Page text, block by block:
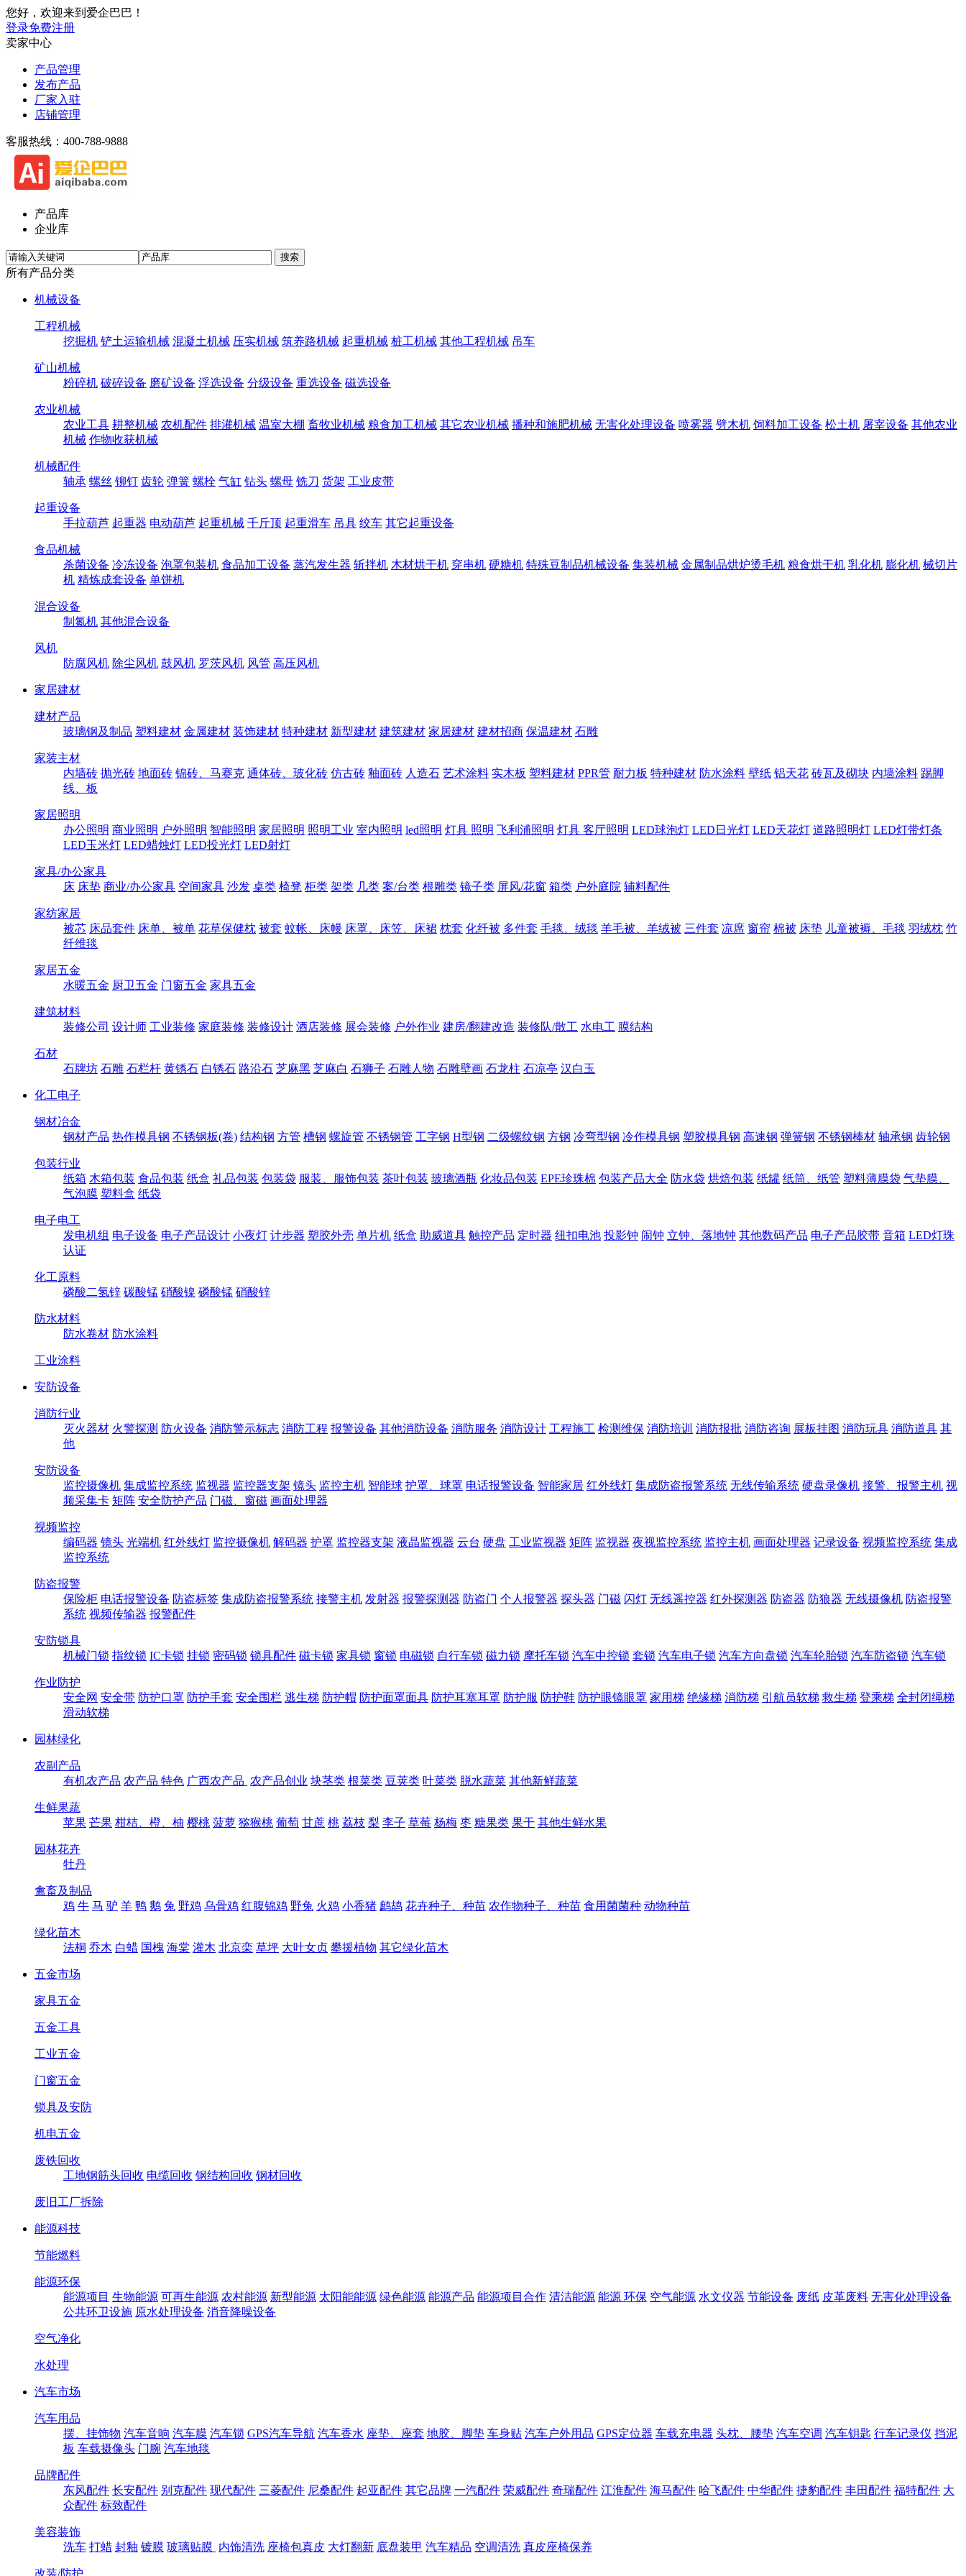
您好，欢迎来到爱企巴巴！
登录免费注册
卖家中心
产品管理
发布产品
厂家入驻
店铺管理
客服热线：400-788-9888
产品库
企业库
所有产品分类
机械设备
工程机械
挖掘机 铲土运输机械 混凝土机械 压实机械 筑养路机械 起重机械 桩工机械 其他工程机械 吊车
矿山机械
粉碎机 破碎设备 磨矿设备 浮选设备 分级设备 重选设备 磁选设备
农业机械
农业工具 耕整机械 农机配件 排灌机械 温室大棚 畜牧业机械 粮食加工机械 其它农业机械 播种和施肥机械 无害化处理设备 喷雾器 劈木机 饲料加工设备 松土机 屠宰设备 其他农业
机械 作物收获机械
机械配件
轴承 螺丝 铆钉 齿轮 弹簧 螺栓 气缸 钻头 螺母 铣刀 货架 工业皮带
起重设备
手拉葫芦 起重器 电动葫芦 起重机械 千斤顶 起重滑车 吊具 绞车 其它起重设备
食品机械
杀菌设备 冷冻设备 泡罩包装机 食品加工设备 蒸汽发生器 斩拌机 木材烘干机 穿串机 硬糖机 特殊豆制品机械设备 集装机械 金属制品烘炉烫毛机 粮食烘干机 乳化机 膨化机 械切片
机 精炼成套设备 单饼机
混合设备
制氮机 其他混合设备
风机
防腐风机 除尘风机 鼓风机 罗茨风机 风管 高压风机
家居建材
建材产品
玻璃钢及制品 塑料建材 金属建材 装饰建材 特种建材 新型建材 建筑建材 家居建材 建材招商 保温建材 石雕
家装主材
内墙砖 抛光砖 地面砖 锦砖、马赛克 通体砖、玻化砖 仿古砖 釉面砖 人造石 艺术涂料 实木板 塑料建材 PPR管 耐力板 特种建材 防水涂料 壁纸 铝天花 砖瓦及砌块 内墙涂料 踢脚
线、板
家居照明
办公照明 商业照明 户外照明 智能照明 家居照明 照明工业 室内照明 led照明 灯具 照明 飞利浦照明 灯具 客厅照明 LED球泡灯 LED日光灯 LED天花灯 道路照明灯 LED灯带灯条
LED玉米灯 LED蜡烛灯 LED投光灯 LED射灯
家具/办公家具
床 床垫 商业/办公家具 空间家具 沙发 桌类 椅凳 柜类 架类 几类 案/台类 根雕类 镜子类 屏风/花窗 箱类 户外庭院 辅料配件
家纺家居
被芯 床品套件 床单、被单 花草保健枕 被套 蚊帐、床幔 床罩、床笠、床裙 枕套 化纤被 多件套 毛毯、绒毯 羊毛被、羊绒被 三件套 凉席 窗帘 棉被 床垫 儿童被褥、毛毯 羽绒枕 竹
纤维毯
家居五金
水暖五金 厨卫五金 门窗五金 家具五金
建筑材料
装修公司 设计师 工业装修 家庭装修 装修设计 酒店装修 展会装修 户外作业 建房/翻建改造 装修队/散工 水电工 膜结构
石材
石牌坊 石雕 石栏杆 黄锈石 白锈石 路沿石 芝麻黑 芝麻白 石狮子 石雕人物 石雕壁画 石龙柱 石凉亭 汉白玉
化工电子
钢材冶金
钢材产品 热作模具钢 不锈钢板(卷) 结构钢 方管 槽钢 螺旋管 不锈钢管 工字钢 H型钢 二级螺纹钢 方钢 冷弯型钢 冷作模具钢 塑胶模具钢 高速钢 弹簧钢 不锈钢棒材 轴承钢 齿轮钢
包装行业
纸箱 木箱包装 食品包装 纸盒 礼品包装 包装袋 服装、服饰包装 茶叶包装 玻璃酒瓶 化妆品包装 EPE珍珠棉 包装产品大全 防水袋 烘焙包装 纸罐 纸筒、纸管 塑料薄膜袋 气垫膜、
气泡膜 塑料盒 纸袋
电子电工
发电机组 电子设备 电子产品设计 小夜灯 计步器 塑胶外壳 单片机 纸盒 助威道具 触控产品 定时器 纽扣电池 投影钟 闹钟 立钟、落地钟 其他数码产品 电子产品胶带 音箱 LED灯珠
认证
化工原料
磷酸二氢锌 碳酸锰 硝酸镍 磷酸锰 硝酸锌
防水材料
防水卷材 防水涂料
工业涂料
安防设备
消防行业
灭火器材 火警探测 防火设备 消防警示标志 消防工程 报警设备 其他消防设备 消防服务 消防设计 工程施工 检测维保 消防培训 消防报批 消防咨询 展板挂图 消防玩具 消防道具 其
他
安防设备
监控摄像机 集成监控系统 监视器 监控器支架 镜头 监控主机 智能球 护罩、球罩 电话报警设备 智能家居 红外线灯 集成防盗报警系统 无线传输系统 硬盘录像机 接警、报警主机 视
频采集卡 矩阵 安全防护产品 门磁、窗磁 画面处理器
视频监控
编码器 镜头 光端机 红外线灯 监控摄像机 解码器 护罩 监控器支架 液晶监视器 云台 硬盘 工业监视器 矩阵 监视器 夜视监控系统 监控主机 画面处理器 记录设备 视频监控系统 集成
监控系统
防盗报警
保险柜 电话报警设备 防盗标签 集成防盗报警系统 接警主机 发射器 报警探测器 防盗门 个人报警器 探头器 门磁 闪灯 无线遥控器 红外探测器 防盗器 防狼器 无线摄像机 防盗报警
系统 视频传输器 报警配件
安防锁具
机械门锁 指纹锁 IC卡锁 挂锁 密码锁 锁具配件 磁卡锁 家具锁 窗锁 电磁锁 自行车锁 磁力锁 摩托车锁 汽车中控锁 套锁 汽车电子锁 汽车方向盘锁 汽车轮胎锁 汽车防盗锁 汽车锁
作业防护
安全网 安全带 防护口罩 防护手套 安全围栏 逃生梯 防护帽 防护面罩面具 防护耳塞耳罩 防护服 防护鞋 防护眼镜眼罩 家用梯 绝缘梯 消防梯 引航员软梯 救生梯 登乘梯 全封闭绳梯
滑动软梯
园林绿化
农副产品
有机农产品 农产品 特色 广西农产品 农产品创业 块茎类 根菜类 豆荚类 叶菜类 脱水蔬菜 其他新鲜蔬菜
生鲜果蔬
苹果 芒果 柑桔、橙、柚 樱桃 菠萝 猕猴桃 葡萄 甘蔗 桃 荔枝 梨 李子 草莓 杨梅 枣 糖果类 果干 其他生鲜水果
园林花卉
牡丹
禽畜及制品
鸡 牛 马 驴 羊 鸭 鹅 兔 野鸡 乌骨鸡 红腹锦鸡 野兔 火鸡 小香猪 鹧鸪 花卉种子、种苗 农作物种子、种苗 食用菌菌种 动物种苗
绿化苗木
法桐 乔木 白蜡 国槐 海棠 灌木 北京栾 草坪 大叶女贞 攀援植物 其它绿化苗木
五金市场
家具五金
五金工具
工业五金
门窗五金
锁具及安防
机电五金
废铁回收
工地钢筋头回收 电缆回收 钢结构回收 钢材回收
废旧工厂拆除
能源科技
节能燃料
能源环保
能源项目 生物能源 可再生能源 农村能源 新型能源 太阳能能源 绿色能源 能源产品 能源项目合作 清洁能源 能源 环保 空气能源 水文仪器 节能设备 废纸 皮革废料 无害化处理设备
公共环卫设施 原水处理设备 消音降噪设备
空气净化
水处理
汽车市场
汽车用品
摆、挂饰物 汽车音响 汽车膜 汽车锁 GPS汽车导航 汽车香水 座垫、座套 地胶、脚垫 车身贴 汽车户外用品 GPS定位器 车载充电器 头枕、腰垫 汽车空调 汽车钥匙 行车记录仪 挡泥
板 车载摄像头 门腕 汽车地毯
品牌配件
东风配件 长安配件 别克配件 现代配件 三菱配件 尼桑配件 起亚配件 其它品牌 一汽配件 荣威配件 奇瑞配件 江淮配件 海马配件 哈飞配件 中华配件 捷豹配件 丰田配件 福特配件 大
众配件 标致配件
美容装饰
洗车 打蜡 封釉 镀膜 玻璃贴膜 内饰清洗 座椅包真皮 大灯翻新 底盘装甲 汽车精品 空调清洗 真皮座椅保养
改装/防护